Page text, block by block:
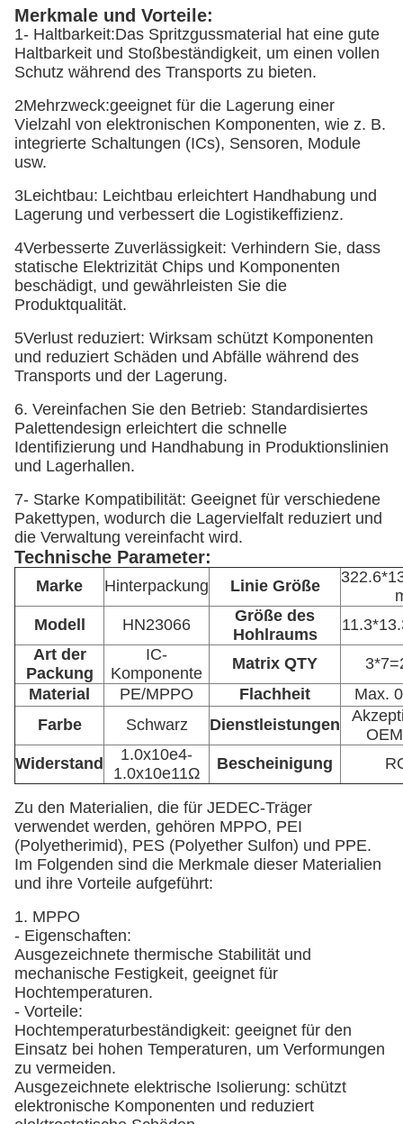
Merkmale und Vorteile:
1- Haltbarkeit:Das Spritzgussmaterial hat eine gute
Haltbarkeit und Stoßbeständigkeit, um einen vollen
Schutz während des Transports zu bieten.
2Mehrzweck:geeignet für die Lagerung einer
Vielzahl von elektronischen Komponenten, wie z. B.
integrierte Schaltungen (ICs), Sensoren, Module
usw.
3Leichtbau: Leichtbau erleichtert Handhabung und
Lagerung und verbessert die Logistikeffizienz.
4Verbesserte Zuverlässigkeit: Verhindern Sie, dass
statische Elektrizität Chips und Komponenten
beschädigt, und gewährleisten Sie die
Produktqualität.
5Verlust reduziert: Wirksam schützt Komponenten
und reduziert Schäden und Abfälle während des
Transports und der Lagerung.
6. Vereinfachen Sie den Betrieb: Standardisiertes
Palettendesign erleichtert die schnelle
Identifizierung und Handhabung in Produktionslinien
und Lagerhallen.
7- Starke Kompatibilität: Geeignet für verschiedene
Pakettypen, wodurch die Lagervielfalt reduziert und
die Verwaltung vereinfacht wird.
Technische Parameter:
Marke Hinterpackung Linie Größe
Modell
HN23066
Größe des
Hohlraums
Art der
Packung
IC-
Komponente
Matrix QTY
Material
PE/MPPO Flachheit
Max.
Farbe
Schwarz Dienstleistungen
Widerstand
1.0x10e4-
1.0x10e11Ω
Bescheinigung
Zu den Materialien, die für JEDEC-Träger
verwendet werden, gehören MPPO, PEI
(Polyetherimid), PES (Polyether Sulfon) und PPE.
Im Folgenden sind die Merkmale dieser Materialien
und ihre Vorteile aufgeführt:
1. MPPO
- Eigenschaften:
Ausgezeichnete thermische Stabilität und
mechanische Festigkeit, geeignet für
Hochtemperaturen.
- Vorteile:
Hochtemperaturbeständigkeit: geeignet für den
Einsatz bei hohen Temperaturen, um Verformungen
zu vermeiden.
Ausgezeichnete elektrische Isolierung: schützt
elektronische Komponenten und reduziert